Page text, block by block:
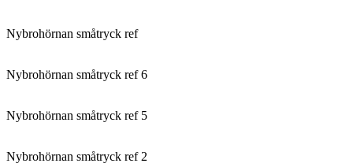
Nybrohörnan småtryck ref
Nybrohörnan småtryck ref 6
Nybrohörnan småtryck ref 5
Nybrohörnan småtryck ref 2